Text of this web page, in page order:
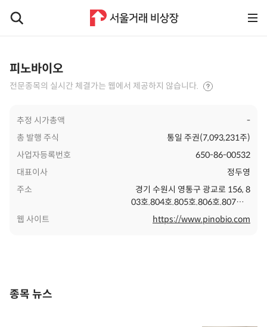
피노바이오
전문종목의 실시간 체결가는 웹에서 제공하지 않습니다.
추정 시가총액
-
총 발행 주식
통일 주권(7,093,231주)
사업자등록번호
650-86-00532
대표이사
정두영
주소
경기 수원시 영통구 광교로 156, 8
03호.804호.805호.806호.807호.8
08호.813호 (이의동,광교비즈니스
센터)
웹 사이트 https://www.pinobio.com
종목 뉴스